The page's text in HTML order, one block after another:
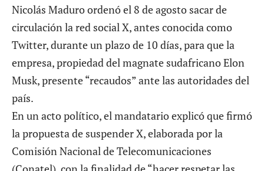
Nicolás Maduro ordenó el 8 de agosto sacar de
circulación la red social X, antes conocida como
Twitter, durante un plazo de 10 días, para que la
empresa, propiedad del magnate sudafricano Elon
Musk, presente “recaudos” ante las autoridades del
país.
En un acto político, el mandatario explicó que firmó
la propuesta de suspender X, elaborada por la
Comisión Nacional de Telecomunicaciones